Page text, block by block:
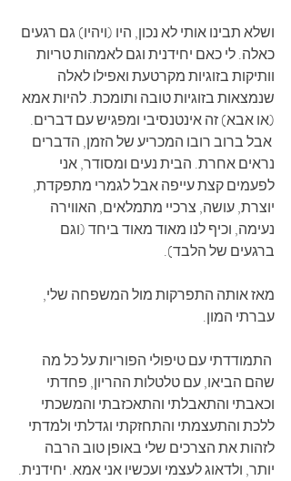
ושלא תבינו אותי לא נכון, היו (ויהיו) גם רגעים
כאלה. לי כאם יחידנית וגם לאמהות טריות
וותיקות בזוגיות מקרטעת ואפילו לאלה
שנמצאות בזוגיות טובה ותומכת. להיות אמא
(או אבא) זה אינטנסיבי ומפגיש עם דברים.
אבל ברוב רובו המכריע של הזמן, הדברים
נראים אחרת. הבית נעים ומסודר, אני
לפעמים קצת עייפה אבל לגמרי מתפקדת,
יוצרת, עושה, צרכיי מתמלאים, האווירה
נעימה, וכיף לנו מאוד מאוד ביחד (וגם
ברגעים של הלבד).
מאז אותה התפרקות מול המשפחה שלי,
עברתי המון.
התמודדתי עם טיפולי הפוריות על כל מה
שהם הביאו, עם טלטלות ההריון, פחדתי
וכאבתי והתאבלתי והתאכזבתי והמשכתי
ללכת והתעצמתי והתחזקתי וגדלתי ולמדתי
לזהות את הצרכים שלי באופן טוב הרבה
יותר, ולדאוג לעצמי ועכשיו אני אמא. יחידנית.